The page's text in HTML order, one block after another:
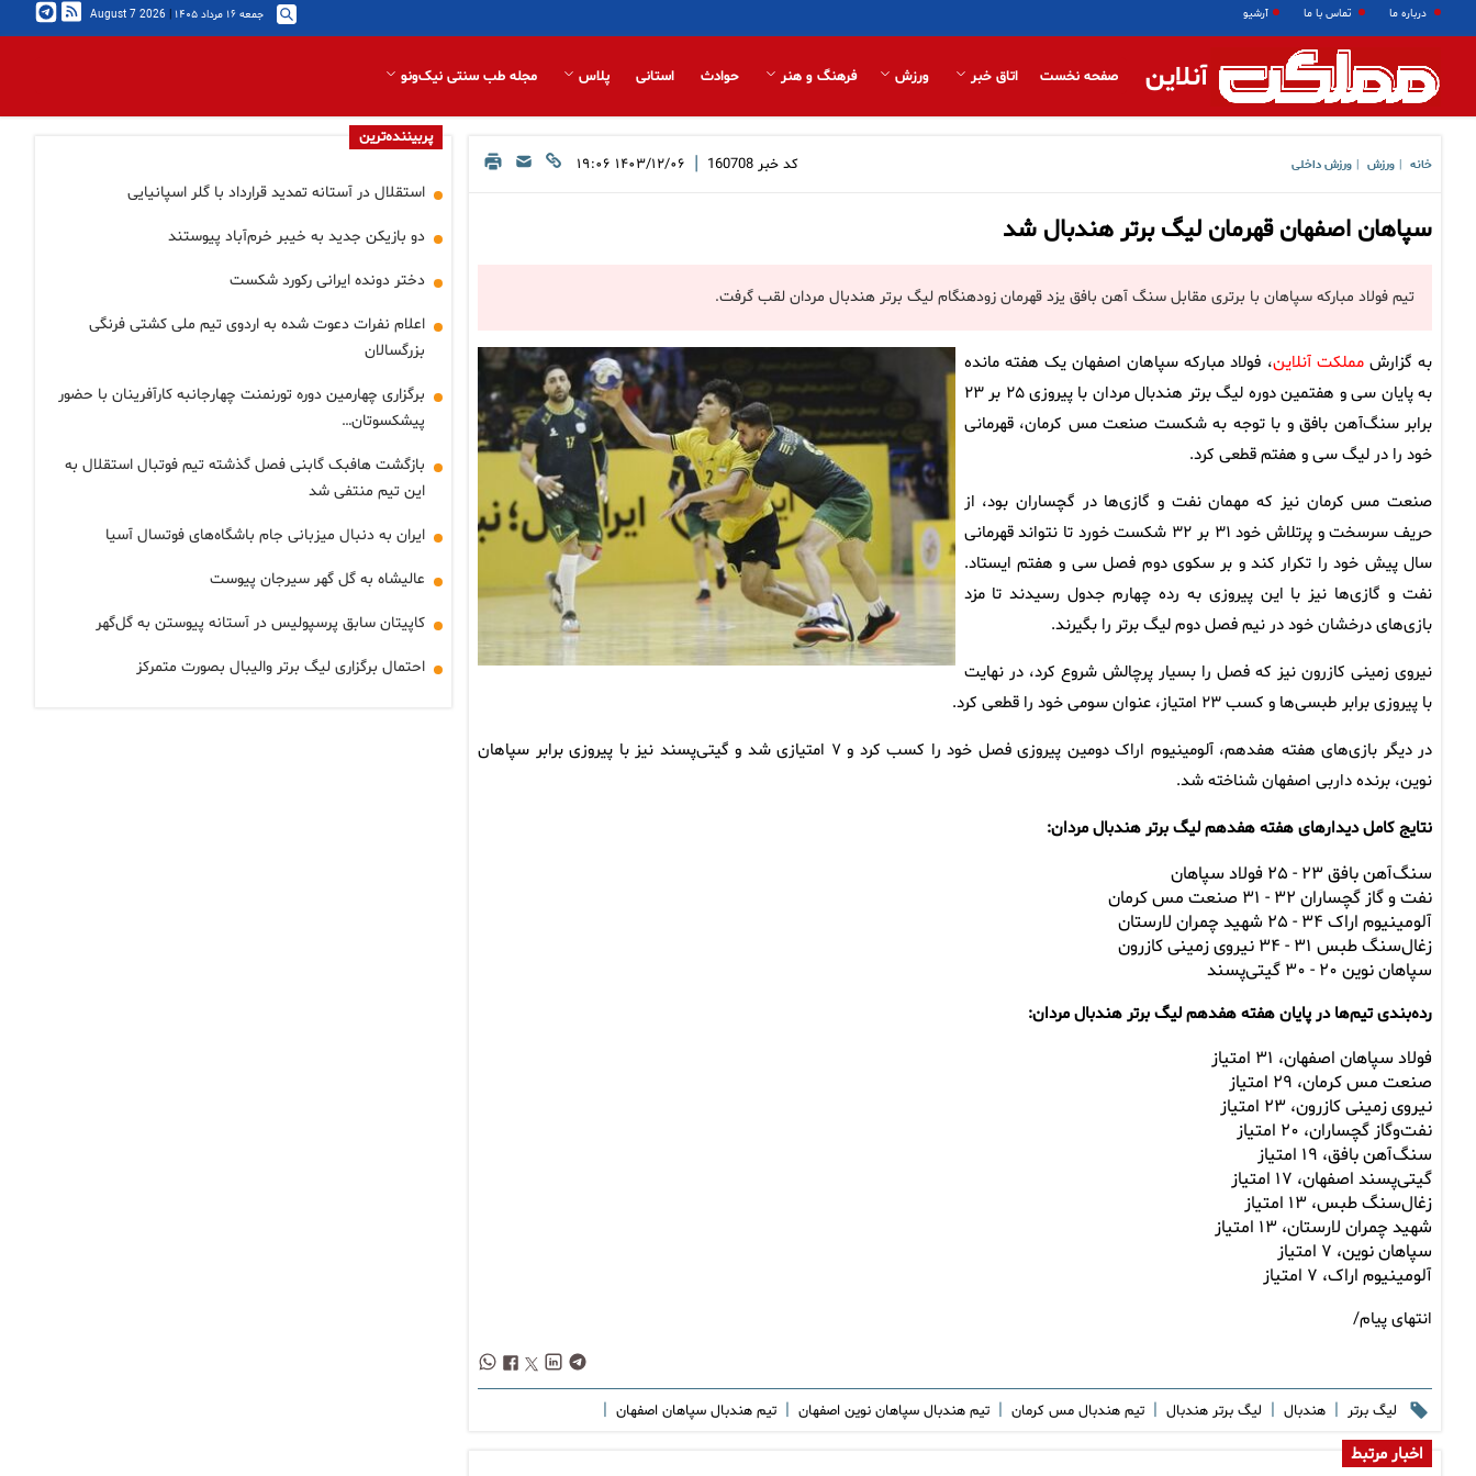
درباره ما تماس با ما آرشیو جمعه ۱۶ مرداد ۱۴۰۵ |
2026 August 7
آنلاین صفحه نخست اتاق خبر ورزش فرهنگ و هنر حوادث استانی پلاس مجله طب سنتی نیک‌ونو
خانه ورزش ورزش داخلی کد خبر 160708
| ۱۴۰۳/۱۲/۰۶ ۱۹:۰۶
سپاهان اصفهان قهرمان لیگ برتر هندبال شد
تیم فولاد مبارکه سپاهان با برتری مقابل سنگ آهن بافق یزد قهرمان زودهنگام لیگ برتر هندبال مردان لقب گرفت.
به گزارشمملکت آنلاین، فولاد مبارکه سپاهان اصفهان یک هفته مانده
به پایان سی و هفتمین دوره لیگ برتر هندبال مردان با پیروزی ۲۵ بر ۲۳
برابر سنگ‌آهن بافق و با توجه به شکست صنعت مس کرمان، قهرمانی
خود را در لیگ سی و هفتم قطعی کرد.
صنعت مس کرمان نیز که مهمان نفت و گازی‌ها در گچساران بود، از
حریف سرسخت و پرتلاش خود ۳۱ بر ۳۲ شکست خورد تا نتواند قهرمانی
سال پیش خود را تکرار کند و بر سکوی دوم فصل سی و هفتم ایستاد.
نفت و گازی‌ها نیز با این پیروزی به رده چهارم جدول رسیدند تا مزد
بازی‌های درخشان خود در نیم فصل دوم لیگ برتر را بگیرند.
نیروی زمینی کازرون نیز که فصل را بسیار پرچالش شروع کرد، در نهایت
با پیروزی برابر طبسی‌ها و کسب ۲۳ امتیاز، عنوان سومی خود را قطعی کرد.
در دیگر بازی‌های هفته هفدهم، آلومینیوم اراک دومین پیروزی فصل خود را کسب کرد و ۷ امتیازی شد و گیتی‌پسند نیز با پیروزی برابر سپاهان
نوین، برنده داربی اصفهان شناخته شد.
نتایج کامل دیدارهای هفته هفدهم لیگ برتر هندبال مردان:
سنگ‌آهن بافق ۲۳ - ۲۵ فولاد سپاهان
نفت و گاز گچساران ۳۲ - ۳۱ صنعت مس کرمان
آلومینیوم اراک ۳۴ - ۲۵ شهید چمران لارستان
زغال‌سنگ طبس ۳۱ - ۳۴ نیروی زمینی کازرون
سپاهان نوین ۲۰ - ۳۰ گیتی‌پسند
رده‌بندی تیم‌ها در پایان هفته هفدهم لیگ برتر هندبال مردان:
فولاد سپاهان اصفهان، ۳۱ امتیاز
صنعت مس کرمان، ۲۹ امتیاز
نیروی زمینی کازرون، ۲۳ امتیاز
نفت‌وگاز گچساران، ۲۰ امتیاز
سنگ‌آهن بافق، ۱۹ امتیاز
گیتی‌پسند اصفهان، ۱۷ امتیاز
زغال‌سنگ طبس، ۱۳ امتیاز
شهید چمران لارستان، ۱۳ امتیاز
سپاهان نوین، ۷ امتیاز
آلومینیوم اراک، ۷ امتیاز
انتهای پیام/
لیگ برتر | هندبال | لیگ برتر هندبال | تیم هندبال مس کرمان | تیم هندبال سپاهان نوین اصفهان | تیم هندبال سپاهان اصفهان |
اخبار مرتبط
پربیننده‌ترین
استقلال در آستانه تمدید قرارداد با گلر اسپانیایی
دو بازیکن جدید به خیبر خرم‌آباد پیوستند
دختر دونده ایرانی رکورد شکست
اعلام نفرات دعوت شده به اردوی تیم ملی کشتی فرنگی
بزرگسالان
برگزاری چهارمین دوره تورنمنت چهارجانبه کارآفرینان با حضور
پیشکسوتان…
بازگشت هافبک گابنی فصل گذشته تیم فوتبال استقلال به
این تیم منتفی شد
ایران به دنبال میزبانی جام باشگاه‌های فوتسال آسیا
عالیشاه به گل گهر سیرجان پیوست
کاپیتان سابق پرسپولیس در آستانه پیوستن به گل‌گهر
احتمال برگزاری لیگ برتر والیبال بصورت متمرکز